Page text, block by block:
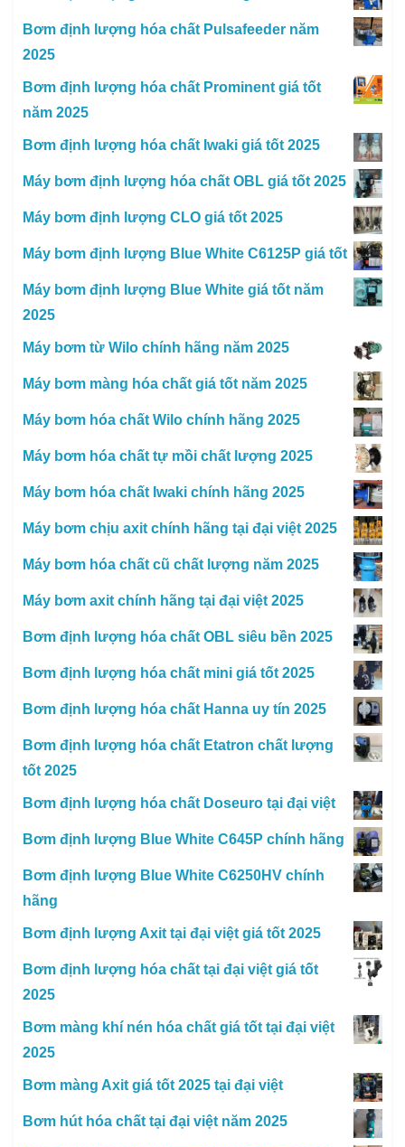
Bơm định lượng hóa chất Pulsafeeder năm
2025
Bơm định lượng hóa chất Prominent giá tốt
năm 2025
Bơm định lượng hóa chất Iwaki giá tốt 2025
Máy bơm định lượng hóa chất OBL giá tốt 2025
Máy bơm định lượng CLO giá tốt 2025
Máy bơm định lượng Blue White C6125P giá tốt
Máy bơm định lượng Blue White giá tốt năm
2025
Máy bơm từ Wilo chính hãng năm 2025
Máy bơm màng hóa chất giá tốt năm 2025
Máy bơm hóa chất Wilo chính hãng 2025
Máy bơm hóa chất tự mồi chất lượng 2025
Máy bơm hóa chất Iwaki chính hãng 2025
Máy bơm chịu axit chính hãng tại đại việt 2025
Máy bơm hóa chất cũ chất lượng năm 2025
Máy bơm axit chính hãng tại đại việt 2025
Bơm định lượng hóa chất OBL siêu bền 2025
Bơm định lượng hóa chất mini giá tốt 2025
Bơm định lượng hóa chất Hanna uy tín 2025
Bơm định lượng hóa chất Etatron chất lượng
tốt 2025
Bơm định lượng hóa chất Doseuro tại đại việt
Bơm định lượng Blue White C645P chính hãng
Bơm định lượng Blue White C6250HV chính
hãng
Bơm định lượng Axit tại đại việt giá tốt 2025
Bơm định lượng hóa chất tại đại việt giá tốt
2025
Bơm màng khí nén hóa chất giá tốt tại đại việt
2025
Bơm màng Axit giá tốt 2025 tại đại việt
Bơm hút hóa chất tại đại việt năm 2025